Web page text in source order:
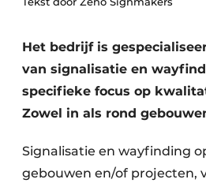
Vacatures
Video’s
Aanmelden
Bedrijven
Contact
Akoestiek
Beton & Staalbouw
Brandveiligheid
BIM
Het bedrijf is
van signalisatie en
specifieke focus op
Zowel in als rond
Signalisatie en wayfinding
gebouwen en/of projecten,